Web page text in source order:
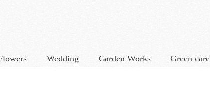
Wedding Garden Works Green care